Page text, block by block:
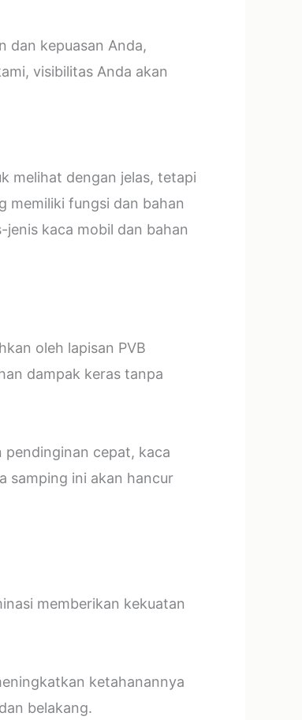
dan kepuasan Anda,
visibilitas Anda akan
melihat dengan jelas, tetapi
memiliki fungsi dan bahan
kaca mobil dan bahan
oleh lapisan PVB
dampak keras tanpa
pendinginan cepat, kaca
samping ini akan hancur
memberikan kekuatan
ketahanannya
dan belakang.